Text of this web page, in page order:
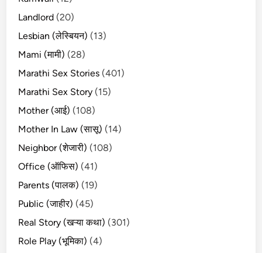
Landlord (20)
Lesbian (लेस्बियन) (13)
Mami (मामी) (28)
Marathi Sex Stories (401)
Marathi Sex Story (15)
Mother (आई) (108)
Mother In Law (सासू) (14)
Neighbor (शेजारी) (108)
Office (ऑफिस) (41)
Parents (पालक) (19)
Public (जाहीर) (45)
Real Story (खऱ्या कथा) (301)
Role Play (भूमिका) (4)